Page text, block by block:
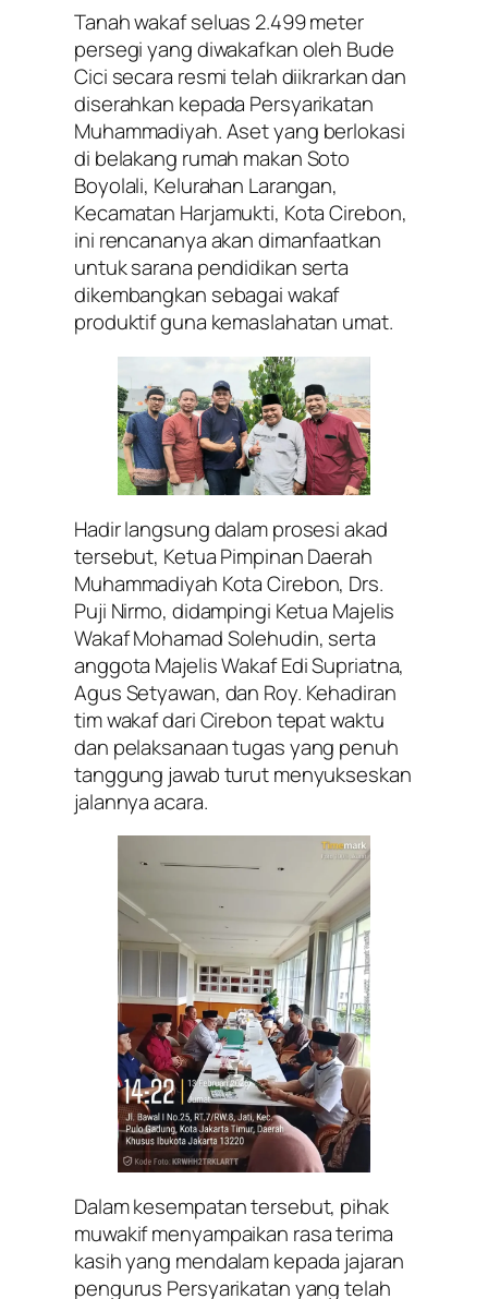
Tanah wakaf seluas 2.499 meter
persegi yang diwakafkan oleh Bude
Cici secara resmi telah diikrarkan dan
diserahkan kepada Persyarikatan
Muhammadiyah. Aset yang berlokasi
di belakang rumah makan Soto
Boyolali, Kelurahan Larangan,
Kecamatan Harjamukti, Kota Cirebon,
ini rencananya akan dimanfaatkan
untuk sarana pendidikan serta
dikembangkan sebagai wakaf
produktif guna kemaslahatan umat.
Hadir langsung dalam prosesi akad
tersebut, Ketua Pimpinan Daerah
Muhammadiyah Kota Cirebon, Drs.
Puji Nirmo, didampingi Ketua Majelis
Wakaf Mohamad Solehudin, serta
anggota Majelis Wakaf Edi Supriatna,
Agus Setyawan, dan Roy. Kehadiran
tim wakaf dari Cirebon tepat waktu
dan pelaksanaan tugas yang penuh
tanggung jawab turut menyukseskan
jalannya acara.
Dalam kesempatan tersebut, pihak
muwakif menyampaikan rasa terima
kasih yang mendalam kepada jajaran
pengurus Persyarikatan yang telah